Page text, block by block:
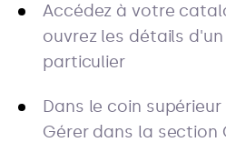
Accédez à votre
ouvrez les détails
particulier
Dans le coin
Gérer dans la section